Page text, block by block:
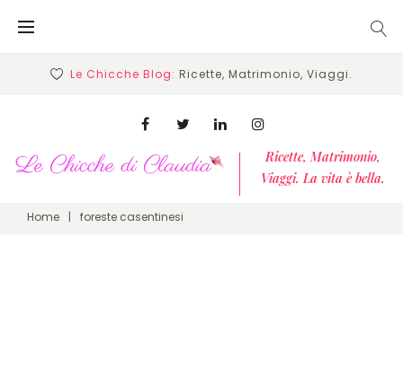
Le Chicche Blog: Ricette, Matrimonio, Viaggi.
Ricette, Matrimonio,
Viaggi. La vita è bella.
Facebook LinkedinInstagram
Home | foreste casentinesi